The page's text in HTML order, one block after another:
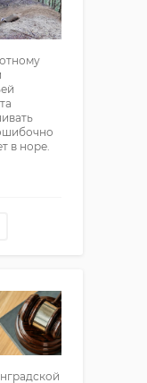
в норе.